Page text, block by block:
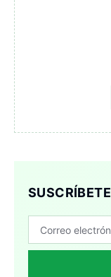
SUSCRÍBETE